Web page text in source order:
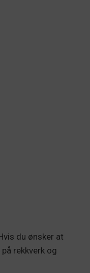
du ønsker at
rekkverk og